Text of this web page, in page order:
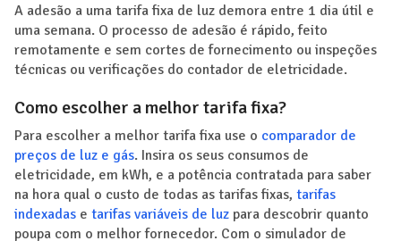
A adesão a uma tarifa fixa de luz demora entre 1 dia útil e
uma semana. O processo de adesão é rápido, feito
remotamente e sem cortes de fornecimento ou inspeções
técnicas ou verificações do contador de eletricidade.
Como escolher a melhor tarifa fixa?
Para escolher a melhor tarifa fixa use o comparador de
preços de luz e gás. Insira os seus consumos de
eletricidade, em kWh, e a potência contratada para saber
na hora qual o custo de todas as tarifas fixas, tarifas
indexadas e tarifas variáveis de luz para descobrir quanto
poupa com o melhor fornecedor. Com o simulador de